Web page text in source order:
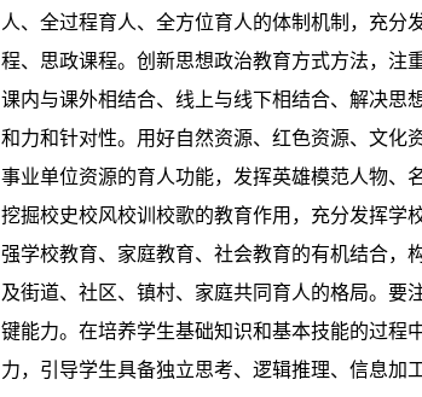
人、全过程育人、全方位育人的体制机制，充分
程、思政课程。创新思想政治教育方式方法，注
课内与课外相结合、线上与线下相结合、解决思
和力和针对性。用好自然资源、红色资源、文化
事业单位资源的育人功能，发挥英雄模范人物、
挖掘校史校风校训校歌的教育作用，充分发挥学
强学校教育、家庭教育、社会教育的有机结合，
及街道、社区、镇村、家庭共同育人的格局。要
键能力。在培养学生基础知识和基本技能的过程
力，引导学生具备独立思考、逻辑推理、信息加